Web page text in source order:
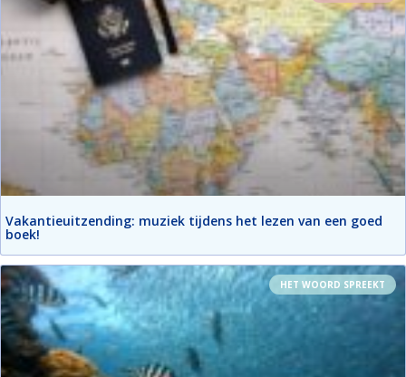
Vakantieuitzending: muziek tijdens het lezen van een goed
boek!
HET WOORD SPREEKT